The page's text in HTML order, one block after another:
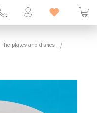
The plates and dishes